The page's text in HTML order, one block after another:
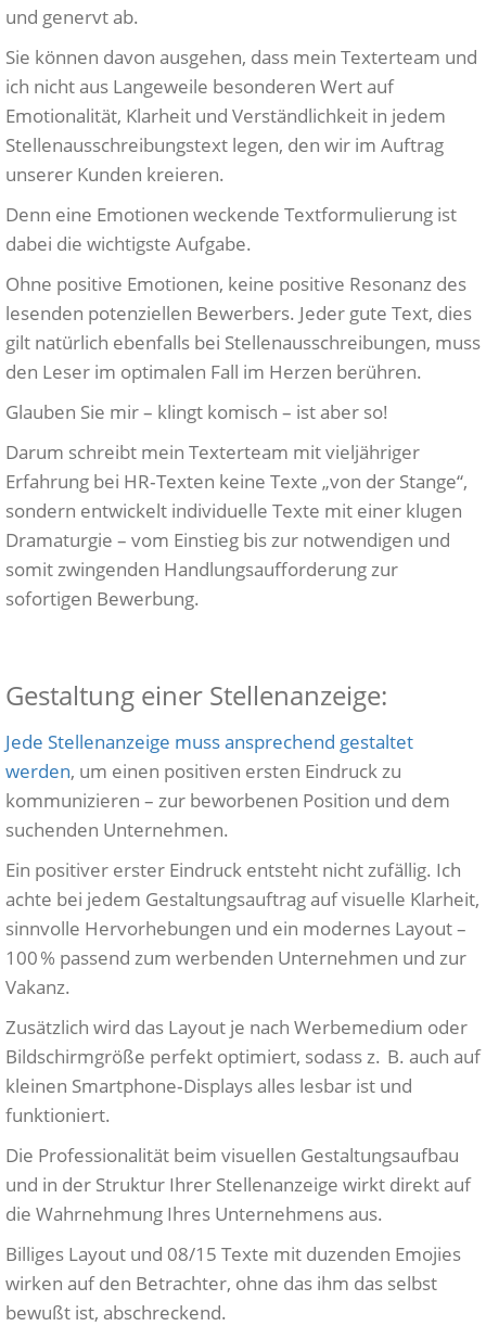
und genervt ab.
Sie können davon ausgehen, dass mein Texterteam und
ich nicht aus Langeweile besonderen Wert auf
Emotionalität, Klarheit und Verständlichkeit in jedem
Stellenausschreibungstext legen, den wir im Auftrag
unserer Kunden kreieren.
Denn eine Emotionen weckende Textformulierung ist
dabei die wichtigste Aufgabe.
Ohne positive Emotionen, keine positive Resonanz des
lesenden potenziellen Bewerbers. Jeder gute Text, dies
gilt natürlich ebenfalls bei Stellenausschreibungen, muss
den Leser im optimalen Fall im Herzen berühren.
Glauben Sie mir – klingt komisch – ist aber so!
Darum schreibt mein Texterteam mit vieljähriger
Erfahrung bei HR‑Texten keine Texte „von der Stange“,
sondern entwickelt individuelle Texte mit einer klugen
Dramaturgie – vom Einstieg bis zur notwendigen und
somit zwingenden Handlungsaufforderung zur
sofortigen Bewerbung.
Gestaltung einer Stellenanzeige:
Jede Stellenanzeige muss ansprechend gestaltet
werden, um einen positiven ersten Eindruck zu
kommunizieren – zur beworbenen Position und dem
suchenden Unternehmen.
Ein positiver erster Eindruck entsteht nicht zufällig. Ich
achte bei jedem Gestaltungsauftrag auf visuelle Klarheit,
sinnvolle Hervorhebungen und ein modernes Layout –
100 % passend zum werbenden Unternehmen und zur
Vakanz.
Zusätzlich wird das Layout je nach Werbemedium oder
Bildschirmgröße perfekt optimiert, sodass z. B. auch auf
kleinen Smartphone‑Displays alles lesbar ist und
funktioniert.
Die Professionalität beim visuellen Gestaltungsaufbau
und in der Struktur Ihrer Stellenanzeige wirkt direkt auf
die Wahrnehmung Ihres Unternehmens aus.
Billiges Layout und 08/15 Texte mit duzenden Emojies
wirken auf den Betrachter, ohne das ihm das selbst
bewußt ist, abschreckend.